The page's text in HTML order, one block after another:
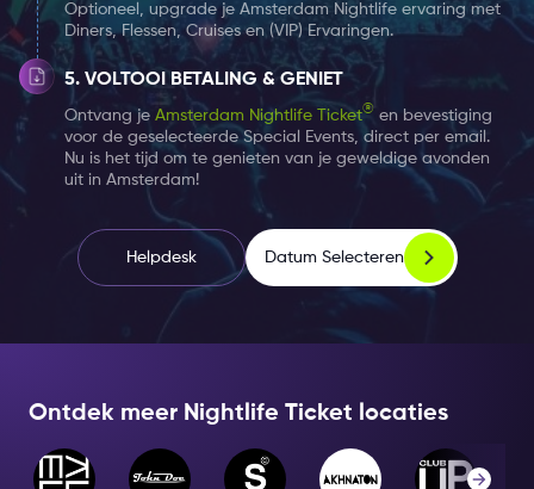
Helpdesk Datum Selecteren
Optioneel, upgrade je Amsterdam Nightlife ervaring met
Diners, Flessen, Cruises en (VIP) Ervaringen.
VOLTOOI BETALING & GENIET
Ontvang je Amsterdam Nightlife Ticket® en bevestiging
voor de geselecteerde Special Events, direct per email.
Nu is het tijd om te genieten van je geweldige avonden
uit in Amsterdam!
Ontdek meer Nightlife Ticket locaties